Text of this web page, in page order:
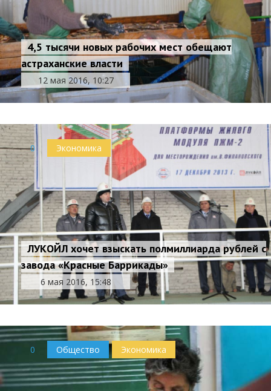
4,5 тысячи новых рабочих мест обещают
астраханские власти
12 мая 2016, 10:27
0 Экономика
ЛУКОЙЛ хочет взыскать полмиллиарда рублей с
завода «Красные Баррикады»
6 мая 2016, 15:48
0 Общество Экономика